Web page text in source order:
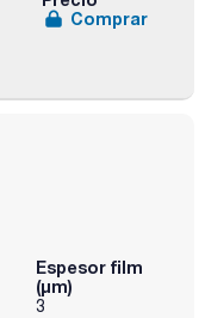
Comprar
Espesor film
(µm)
3